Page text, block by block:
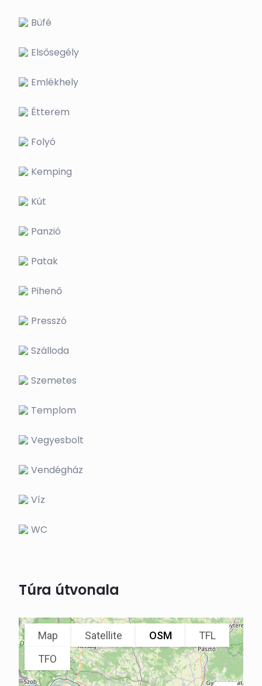
Büfé
Elsősegély
Emlékhely
Étterem
Folyó
Kemping
Kút
Panzió
Patak
Pihenő
Presszó
Szálloda
Szemetes
Templom
Vegyesbolt
Vendégház
Víz
WC
Túra útvonala
Map Satellite OSM
TFL
TFO